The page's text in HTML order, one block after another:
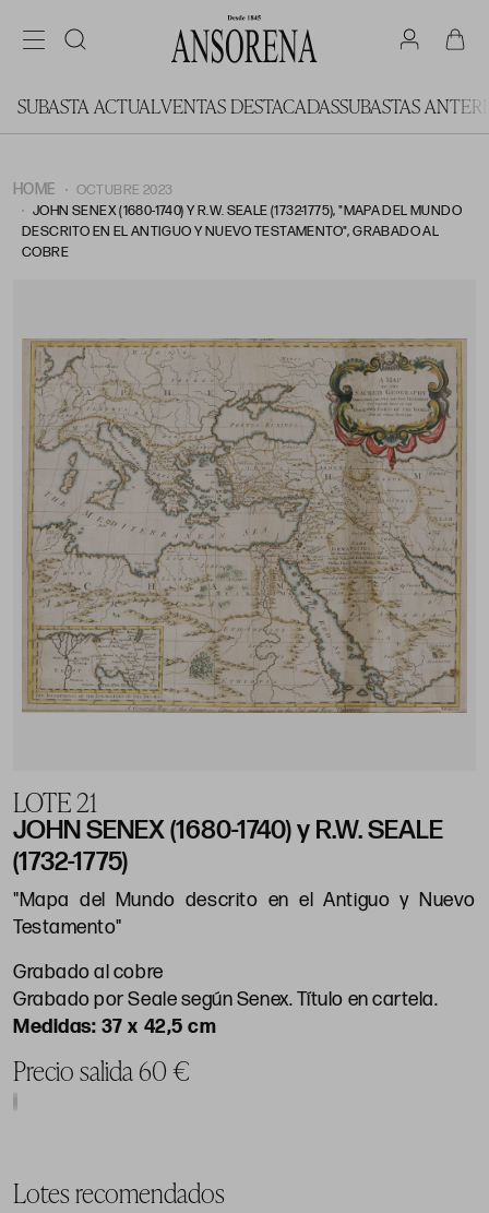
SUBASTA ACTUALVENTAS DESTACADASSUBASTAS
HOME
OCTUBRE 2023
JOHN SENEX (1680-1740) Y R.W. SEALE (1732-1775), "MAPA DEL MUNDO
DESCRITO EN EL ANTIGUO Y NUEVO TESTAMENTO", GRABADO AL
COBRE
LOTE 21
JOHN SENEX (1680-1740) y R.W. SEALE
(1732-1775)
"Mapa del Mundo descrito en el Antiguo y Nuevo
Testamento"
Grabado al cobre
Grabado por Seale según Senex. Título en cartela.
37 x 42,5 cm
Precio salida 60 €
Lotes recomendados